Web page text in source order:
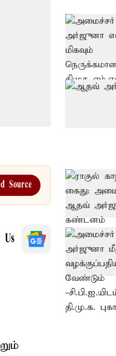
Source
Us